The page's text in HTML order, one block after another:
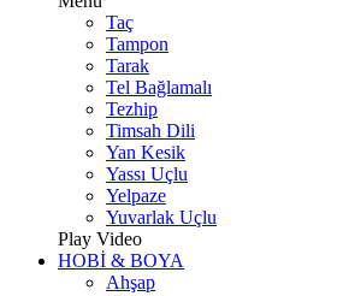
Taç
Tampon
Tarak
Tel Bağlamalı
Tezhip
Timsah Dili
Yan Kesik
Yassı Uçlu
Yelpaze
Yuvarlak Uçlu
Play Video
HOBİ & BOYA
Ahşap